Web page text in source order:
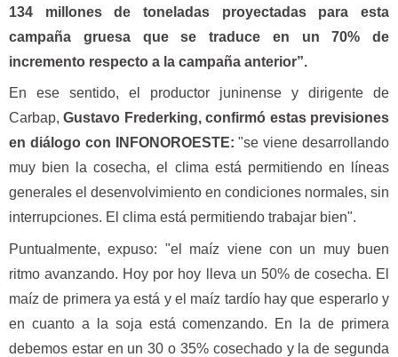
134 millones de toneladas proyectadas para esta
campaña gruesa que se traduce en un 70% de
incremento respecto a la campaña anterior”.
En ese sentido, el productor juninense y dirigente de
Carbap,Gustavo Frederking, confirmó estas previsiones
en diálogo con INFONOROESTE: "se viene desarrollando
muy bien la cosecha, el clima está permitiendo en líneas
generales el desenvolvimiento en condiciones normales, sin
interrupciones. El clima está permitiendo trabajar bien".
Puntualmente, expuso: "el maíz viene con un muy buen
ritmo avanzando. Hoy por hoy lleva un 50% de cosecha. El
maíz de primera ya está y el maíz tardío hay que esperarlo y
en cuanto a la soja está comenzando. En la de primera
debemos estar en un 30 o 35% cosechado y la de segunda